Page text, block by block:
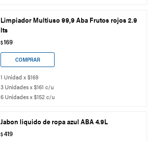
Limpiador Multiuso 99,9 Aba Frutos rojos 2.9
lts
$169
1 Unidad x $169
3 Unidades x $161 c/u
6 Unidades x $152 c/u
Jabon liquido de ropa azul ABA 4.9L
$419